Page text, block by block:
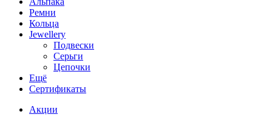
Ремни
Кольца
Jewellery
Подвески
Серьги
Цепочки
Ещё
Сертификаты
Акции